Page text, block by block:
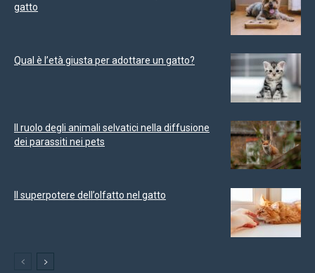
gatto
Qual è l’età giusta per adottare un gatto?
Il ruolo degli animali selvatici nella diffusione
dei parassiti nei pets
Il superpotere dell’olfatto nel gatto